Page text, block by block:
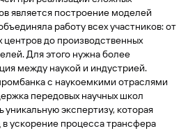
является построение моделей
работу всех участников: от
центров до производственных
Для этого нужна более
между наукой и индустрией.
с наукоемкими отраслями
передовых научных школ
экспертизу, которая
в ускорение процесса трансфера